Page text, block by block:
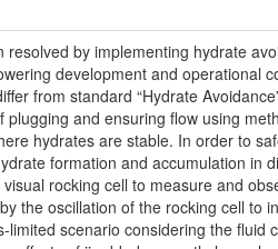
by implementing hydrate
development and operational
from standard “Hydrate
and ensuring flow using
hydrates are stable. In order to
formation and accumulation in
rocking cell to measure and
the oscillation of the rocking cell to
scenario considering the fluid